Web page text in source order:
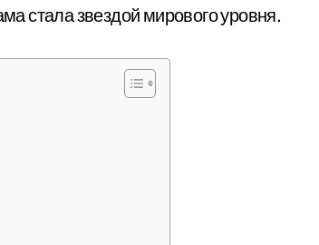
стала звездой мирового уровня.